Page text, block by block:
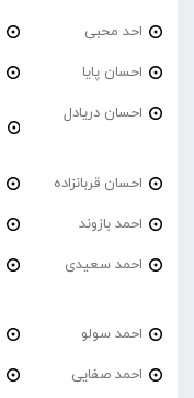
احد محبی
احسان پایا
احسان دریادل
احسان قربانزاده
احمد بازوند
احمد سعیدی
احمد سولو
احمد صفایی